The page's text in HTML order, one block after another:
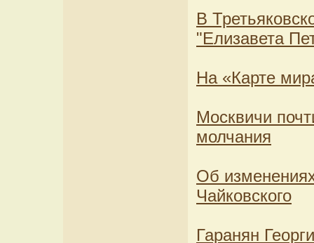
В
"Елизавета
На «Карте
Москвичи
молчания
Об
Чайковского
Гаранян